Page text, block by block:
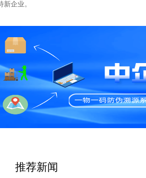
企业。
推荐新闻